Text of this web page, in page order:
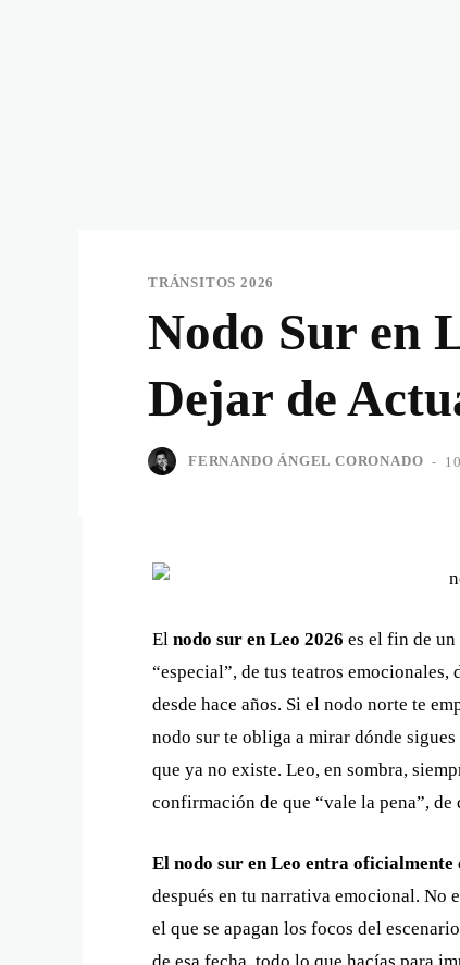
TRÁNSITOS 2026
Nodo Sur en
Dejar de
FERNANDO ÁNGEL CORONADO -
El nodo sur en Leo 2026 es el fin de
“especial”, de tus teatros emocionales,
desde hace años. Si el nodo norte te
nodo sur te obliga a mirar dónde
que ya no existe. Leo, en sombra,
confirmación de que “vale la pena”, de
El nodo sur en Leo entra oficialmente
después en tu narrativa emocional. No
el que se apagan los focos del